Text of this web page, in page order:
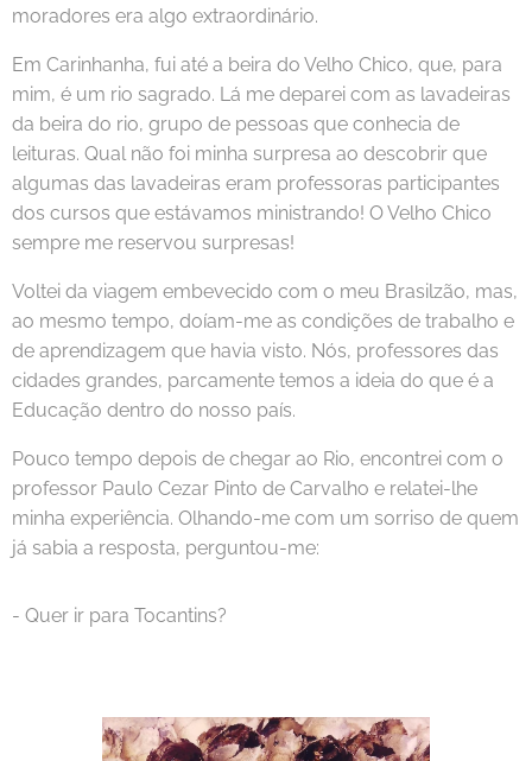
moradores era algo extraordinário.
Em Carinhanha, fui até a beira do Velho Chico, que, para
mim, é um rio sagrado. Lá me deparei com as lavadeiras
da beira do rio, grupo de pessoas que conhecia de
leituras. Qual não foi minha surpresa ao descobrir que
algumas das lavadeiras eram professoras participantes
dos cursos que estávamos ministrando! O Velho Chico
sempre me reservou surpresas!
Voltei da viagem embevecido com o meu Brasilzão, mas,
ao mesmo tempo, doíam-me as condições de trabalho e
de aprendizagem que havia visto. Nós, professores das
cidades grandes, parcamente temos a ideia do que é a
Educação dentro do nosso país.
Pouco tempo depois de chegar ao Rio, encontrei com o
professor Paulo Cezar Pinto de Carvalho e relatei-lhe
minha experiência. Olhando-me com um sorriso de quem
já sabia a resposta, perguntou-me:
- Quer ir para Tocantins?